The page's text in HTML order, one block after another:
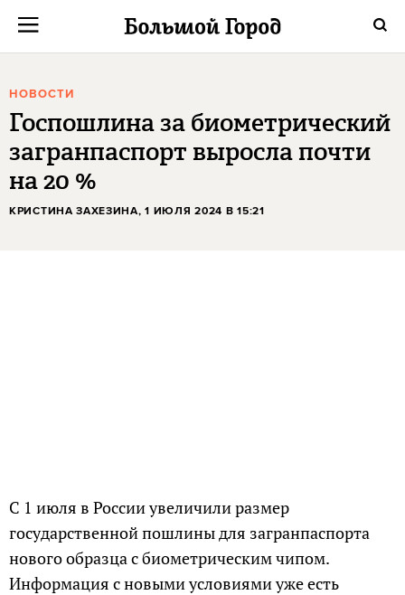
НОВОСТИ
Госпошлина за биометрический
загранпаспорт выросла почти
на 20 %
КРИСТИНА ЗАХЕЗИНА, 1 ИЮЛЯ 2024 В 15:21
С 1 июля в России увеличили размер
государственной пошлины для загранпаспорта
нового образца с биометрическим чипом.
Информация с новыми условиями уже есть